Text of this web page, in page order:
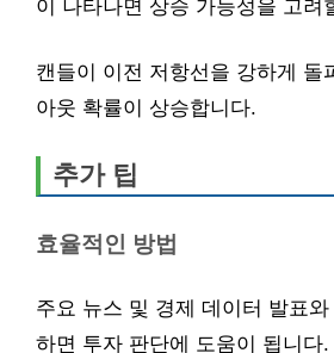
이 나타나면 상승 가능성을 고려
캔들이 이전 저항선을 강하게 돌
아웃 확률이 상승합니다.
추가 팁
효율적인 방법
주요 뉴스 및 경제 데이터 발표
하면 투자 판단에 도움이 됩니다.